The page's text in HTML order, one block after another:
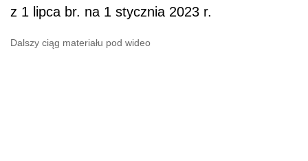
z 1 lipca br. na 1 stycznia 2023 r.
Dalszy ciąg materiału pod wideo